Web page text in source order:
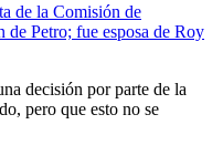
de la Comisión de
de Petro; fue esposa de Roy
decisión por parte de la
pero que esto no se